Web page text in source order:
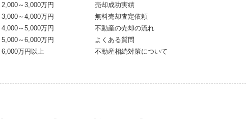
2,000～3,000万円
3,000～4,000万円
4,000～5,000万円
5,000～6,000万円
6,000万円以上
売却成功実績
無料売却査定依頼
不動産の売却の流れ
よくある質問
不動産相続対策について